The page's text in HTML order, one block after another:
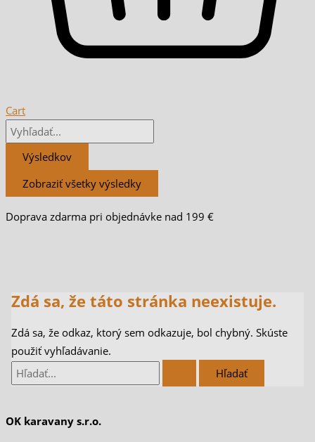
Cart
Výsledkov
Zobraziť všetky výsledky
Doprava zdarma pri objednávke nad 199 €
Zdá sa, že táto stránka neexistuje.
Zdá sa, že odkaz, ktorý sem odkazuje, bol chybný. Skúste
použiť vyhľadávanie.
OK karavany s.r.o.